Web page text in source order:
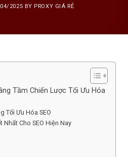
2025 BY PROXY GIÁ RẺ
Tầm Chiến Lược Tối Ưu Hóa
Tối Ưu Hóa SEO
Nhất Cho SEO Hiện Nay